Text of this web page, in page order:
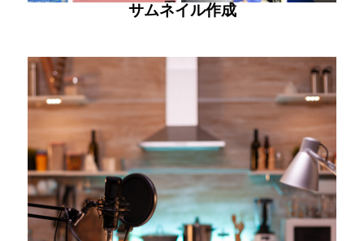
サムネイル作成